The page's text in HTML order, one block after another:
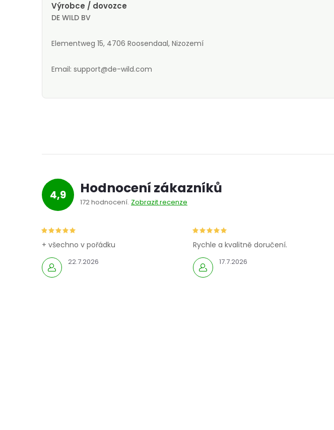
Výrobce / dovozce
DE WILD BV
Elementweg 15, 4706 Roosendaal, Nizozemí
Email: support@de-wild.com
4,9 Hodnocení zákazníků
172 hodnocení Zobrazit recenze
22.7.2026
+ všechno v pořádku
17.7.2026
Rychle a kvalitně doručení.